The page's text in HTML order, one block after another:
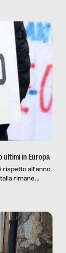
ultimi in Europa
rispetto all’anno
rimane